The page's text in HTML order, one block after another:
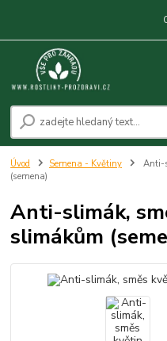
Úvod Semena - Květiny
Anti-
(semena)
Anti-slimák,
slimákům